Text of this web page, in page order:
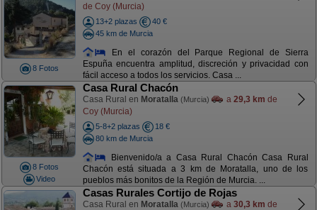
8 Fotos
de Coy (Murcia)
13+2 plazas
40 €
45 km de Murcia
En el corazón del Parque Regional de Sierra
Espuña encuentra amplitud, discreción y privacidad con
fácil acceso a todos los servicios. Casa ...
8 Fotos
Video
Casa Rural Chacón
Casa Rural en Moratalla (Murcia) a 29,3 km de
Coy (Murcia)
5-8+2 plazas
18 €
80 km de Murcia
Bienvenido/a a Casa Rural Chacón Casa Rural
Chacón está situada a 3 km de Moratalla, uno de los
pueblos más bonitos de la Región de Murcia. ...
Casas Rurales Cortijo de Rojas
Casa Rural en Moratalla (Murcia) a 30,3 km de